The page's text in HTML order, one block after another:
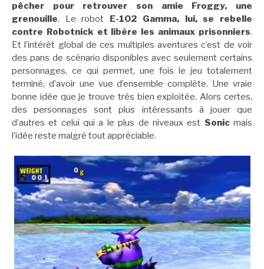
pêcher pour retrouver son amie Froggy, une
grenouille. Le robot E-102 Gamma, lui, se rebelle
contre Robotnick et libère les animaux prisonniers.
Et l’intérêt global de ces multiples aventures c’est de voir
des pans de scénario disponibles avec seulement certains
personnages, ce qui permet, une fois le jeu totalement
terminé, d’avoir une vue d’ensemble complète. Une vraie
bonne idée que je trouve très bien exploitée. Alors certes,
des personnages sont plus intéressants à jouer que
d’autres et celui qui a le plus de niveaux est Sonicmais
l’idée reste malgré tout appréciable.